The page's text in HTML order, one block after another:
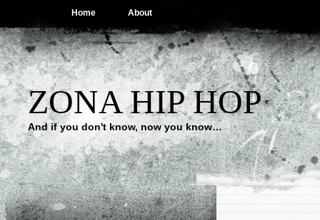
Home About
ZONA HIP HOP
And if you don't know, now you know…